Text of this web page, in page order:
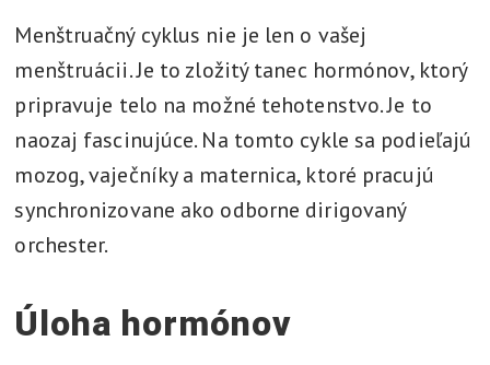
Menštruačný cyklus nie je len o vašej
menštruácii. Je to zložitý tanec hormónov, ktorý
pripravuje telo na možné tehotenstvo. Je to
naozaj fascinujúce. Na tomto cykle sa podieľajú
mozog, vaječníky a maternica, ktoré pracujú
synchronizovane ako odborne dirigovaný
orchester.
Úloha hormónov